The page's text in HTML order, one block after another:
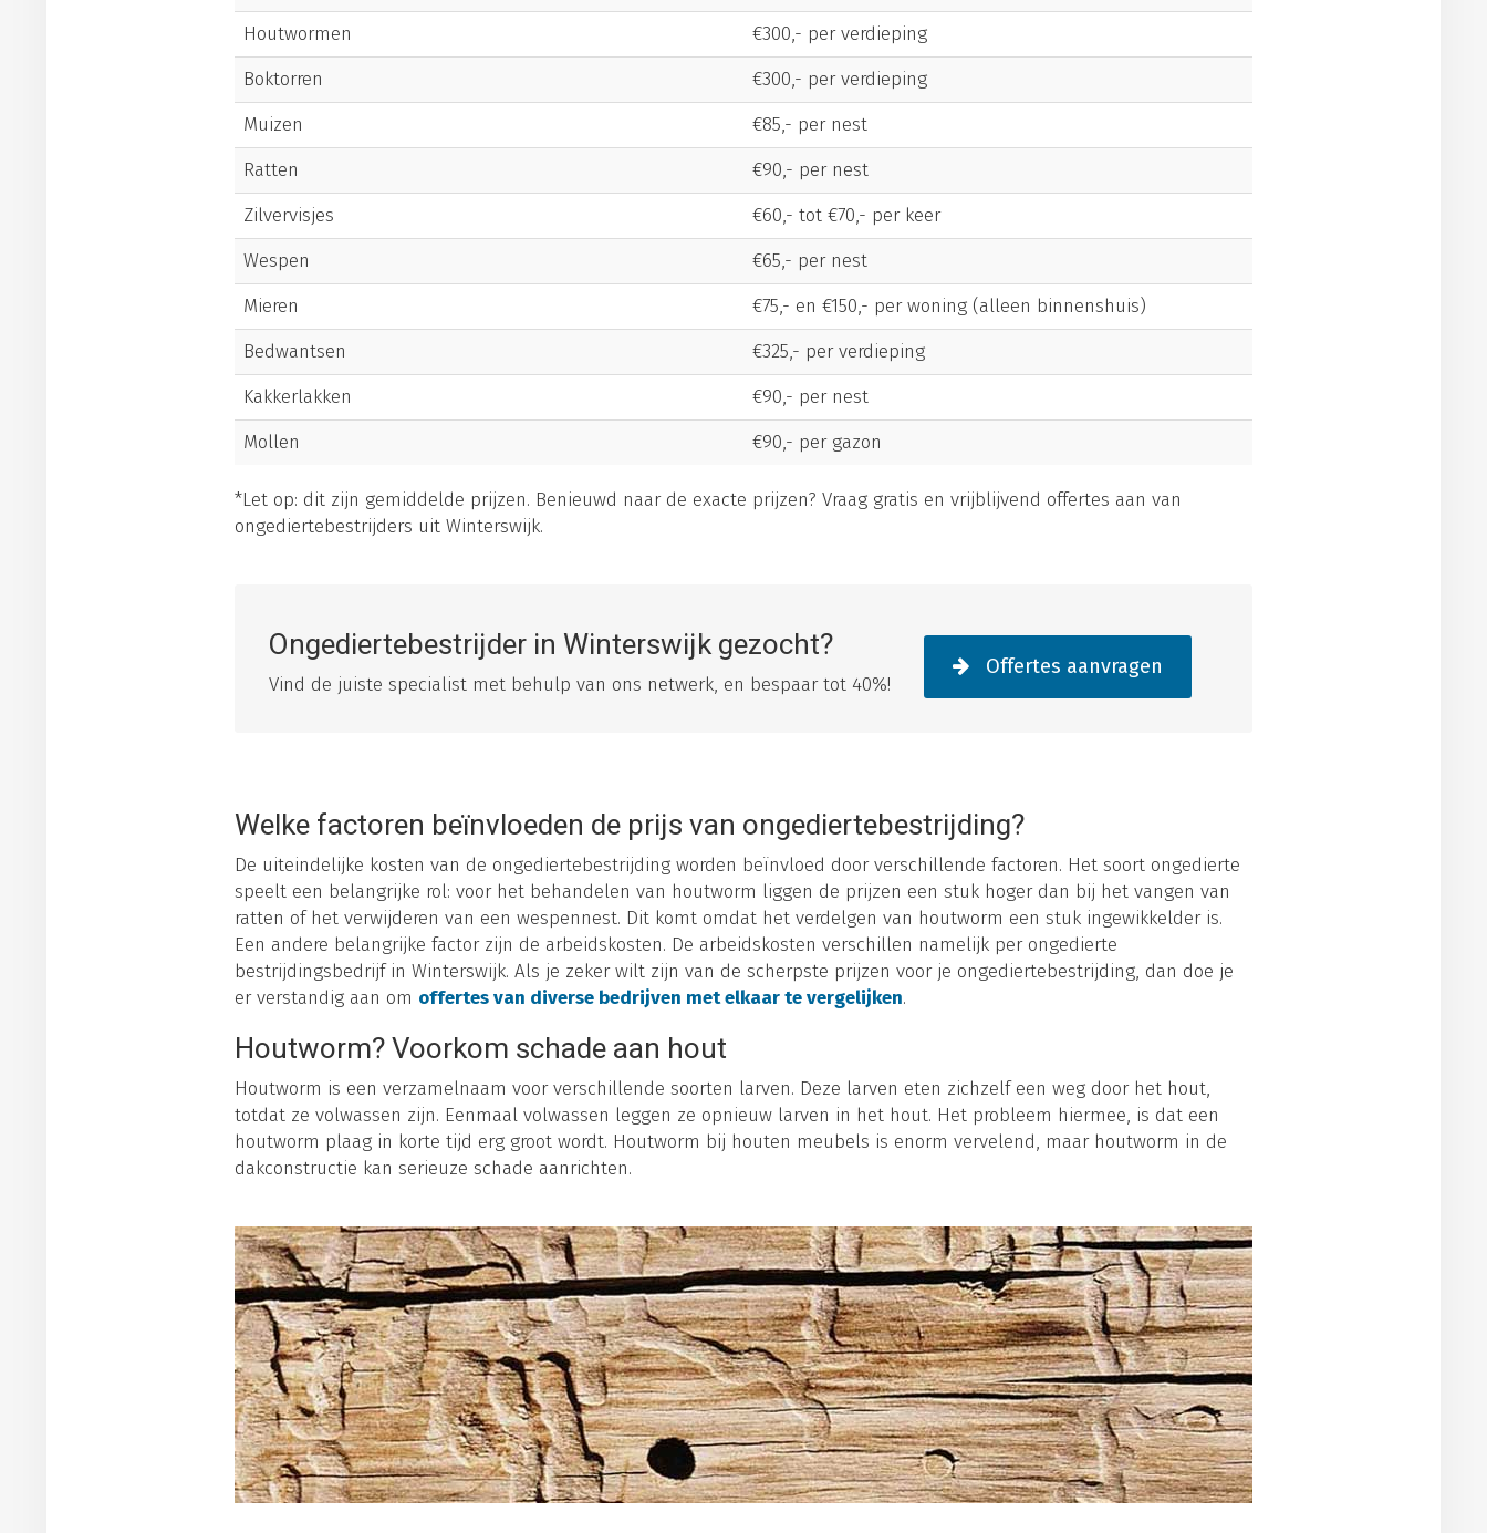
Houtwormen
€300,- per verdieping
Boktorren
€300,- per verdieping
Muizen
€85,- per nest
Ratten
€90,- per nest
Zilvervisjes
€60,- tot €70,- per keer
Wespen
€65,- per nest
Mieren
€75,- en €150,- per woning (alleen binnenshuis)
Bedwantsen
€325,- per verdieping
Kakkerlakken
€90,- per nest
Mollen
€90,- per gazon
*Let op: dit zijn gemiddelde prijzen. Benieuwd naar de exacte prijzen? Vraag gratis en vrijblijvend offertes aan van
ongediertebestrijders uit Winterswijk.
Ongediertebestrijder in Winterswijk gezocht?
Vind de juiste specialist met behulp van ons netwerk, en bespaar tot 40%!
Offertes aanvragen
Welke factoren beïnvloeden de prijs van ongediertebestrijding?
De uiteindelijke kosten van de ongediertebestrijding worden beïnvloed door verschillende factoren. Het soort ongedierte
speelt een belangrijke rol: voor het behandelen van houtworm liggen de prijzen een stuk hoger dan bij het vangen van
ratten of het verwijderen van een wespennest. Dit komt omdat het verdelgen van houtworm een stuk ingewikkelder is.
Een andere belangrijke factor zijn de arbeidskosten. De arbeidskosten verschillen namelijk per ongedierte
bestrijdingsbedrijf in Winterswijk. Als je zeker wilt zijn van de scherpste prijzen voor je ongediertebestrijding, dan doe je
er verstandig aan om offertes van diverse bedrijven met elkaar te vergelijken.
Houtworm? Voorkom schade aan hout
Houtworm is een verzamelnaam voor verschillende soorten larven. Deze larven eten zichzelf een weg door het hout,
totdat ze volwassen zijn. Eenmaal volwassen leggen ze opnieuw larven in het hout. Het probleem hiermee, is dat een
houtworm plaag in korte tijd erg groot wordt. Houtworm bij houten meubels is enorm vervelend, maar houtworm in de
dakconstructie kan serieuze schade aanrichten.